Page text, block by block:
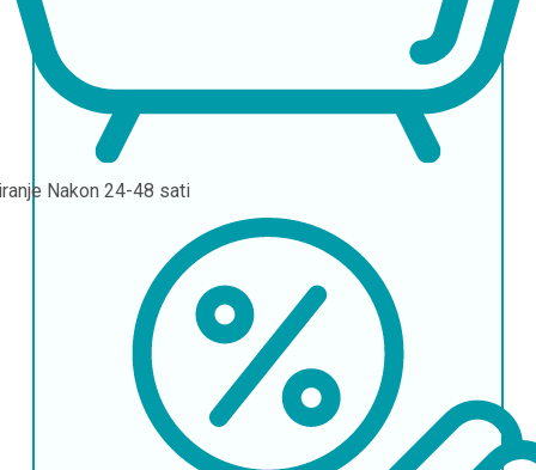
Nakon 24-48 sati